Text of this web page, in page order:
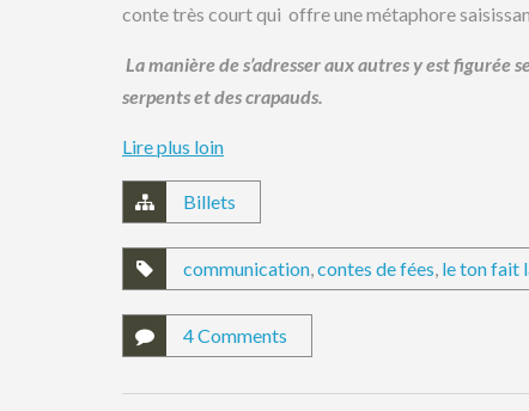
conte très court qui offre une métaphore
La manière de s’adresser aux autres y est figurée
serpents et des crapauds.
Lire plus loin
Billets
communication,contes de fées, le ton fait
4 Comments